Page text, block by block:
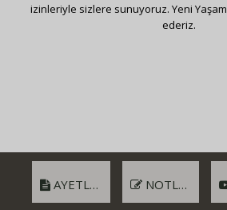
AYETLER NOTLAR
izinleriyle sizlere sunuyoruz. Yeni
ederiz.